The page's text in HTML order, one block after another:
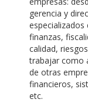
gerencia y
finanzas,
calidad,
trabajar como
de otras
financieros,
etc.